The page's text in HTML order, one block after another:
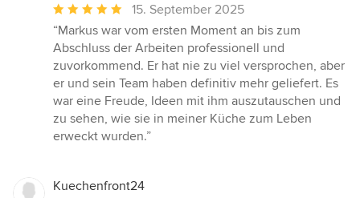
Durchschnittliche
Bewertung:
5
von
5
Sternen
15. September 2025
“Markus war vom ersten Moment an bis zum
Abschluss der Arbeiten professionell und
zuvorkommend. Er hat nie zu viel versprochen, aber
er und sein Team haben definitiv mehr geliefert. Es
war eine Freude, Ideen mit ihm auszutauschen und
zu sehen, wie sie in meiner Küche zum Leben
erweckt wurden.”
Kuechenfront24